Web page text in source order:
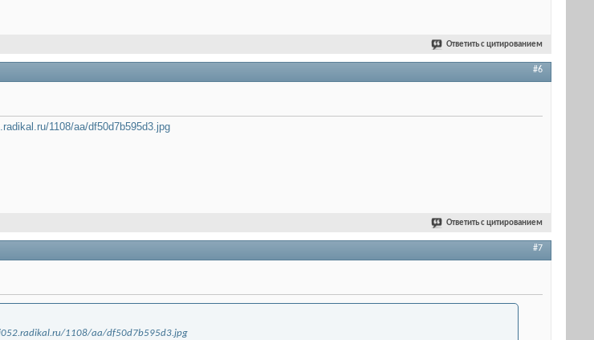
Ответить с цитированием
#6
1108/aa/df50d7b595d3.jpg
Ответить с цитированием
#7
1108/aa/df50d7b595d3.jpg